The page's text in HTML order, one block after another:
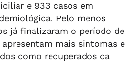
e 933 casos em
Pelo menos
já finalizaram o período de
mais sintomas e
como recuperados da